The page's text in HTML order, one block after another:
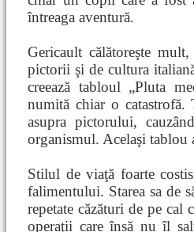
întreaga aventură.
Gericault călătoreşte
pictorii şi de cultura
creează tabloul „Pluta
numită chiar o catastrofă.
asupra pictorului,
organismul. Acelaşi tablou
Stilul de viaţă foarte
falimentului. Starea sa de
repetate căzături de pe
operaţii care însă nu îl